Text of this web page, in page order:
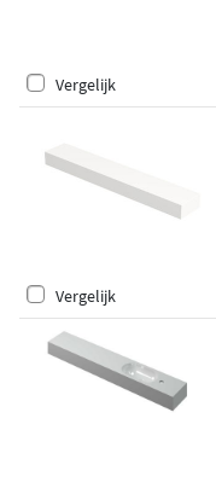
Vergelijk
Vergelijk